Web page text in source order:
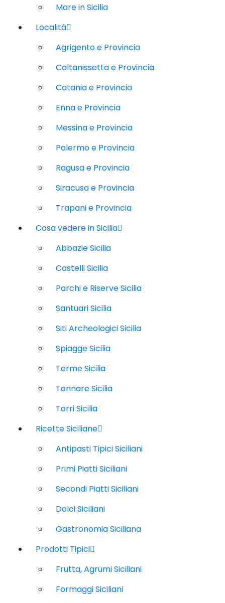
Mare in Sicilia
Località
Agrigento e Provincia
Caltanissetta e Provincia
Catania e Provincia
Enna e Provincia
Messina e Provincia
Palermo e Provincia
Ragusa e Provincia
Siracusa e Provincia
Trapani e Provincia
Cosa vedere in Sicilia
Abbazie Sicilia
Castelli Sicilia
Parchi e Riserve Sicilia
Santuari Sicilia
Siti Archeologici Sicilia
Spiagge Sicilia
Terme Sicilia
Tonnare Sicilia
Torri Sicilia
Ricette Siciliane
Antipasti Tipici Siciliani
Primi Piatti Siciliani
Secondi Piatti Siciliani
Dolci Siciliani
Gastronomia Siciliana
Prodotti Tipici
Frutta, Agrumi Siciliani
Formaggi Siciliani